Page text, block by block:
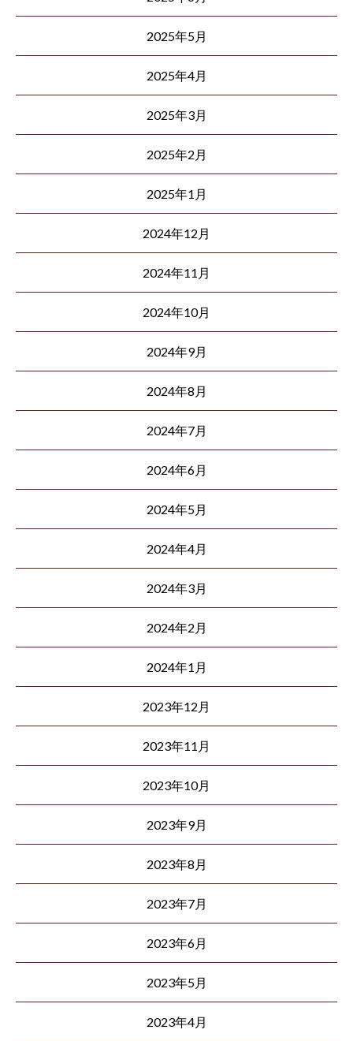
2025年5月
2025年4月
2025年3月
2025年2月
2025年1月
2024年12月
2024年11月
2024年10月
2024年9月
2024年8月
2024年7月
2024年6月
2024年5月
2024年4月
2024年3月
2024年2月
2024年1月
2023年12月
2023年11月
2023年10月
2023年9月
2023年8月
2023年7月
2023年6月
2023年5月
2023年4月